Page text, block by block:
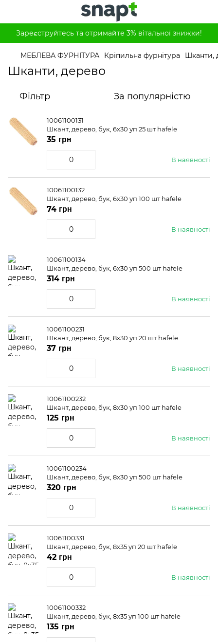
Зареєструйтесь та отримайте 3% вітальної знижки!
МЕБЛЕВА ФУРНІТУРА Кріпильна фурнітура Шканти,
Шканти, дерево
Фільтр За популярністю
10061100131
Шкант, дерево, бук, 6x30 уп 25 шт hafele
В наявності
35 грн
10061100132
Шкант, дерево, бук, 6x30 уп 100 шт hafele
В наявності
74 грн
10061100134
Шкант, дерево, бук, 6x30 уп 500 шт hafele
В наявності
314 грн
10061100231
Шкант, дерево, бук, 8x30 уп 20 шт hafele
В наявності
37 грн
10061100232
Шкант, дерево, бук, 8x30 уп 100 шт hafele
В наявності
125 грн
10061100234
Шкант, дерево, бук, 8x30 уп 500 шт hafele
В наявності
320 грн
10061100331
Шкант, дерево, бук, 8x35 уп 20 шт hafele
В наявності
42 грн
10061100332
Шкант, дерево, бук, 8x35 уп 100 шт hafele
135 грн